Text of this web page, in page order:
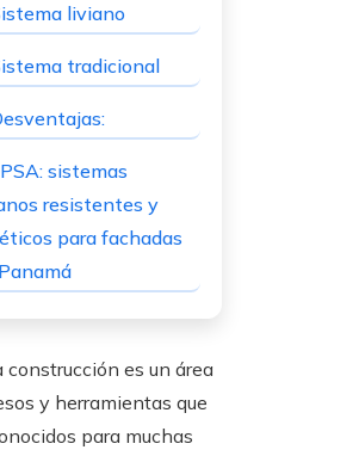
liviano
tradicional
sistemas
resistentes y
para fachadas
construcción es un área
y herramientas que
para muchas